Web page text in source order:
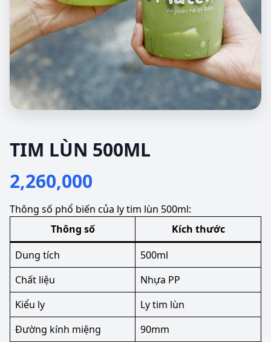
TIM LÙN 500ML
2,260,000
Thông số phổ biến của ly tim lùn 500ml:
Thông số
Kích thước
Dung tích
500ml
Chất liệu
Nhựa PP
Kiểu ly
Ly tim lùn
Đường kính miệng
90mm